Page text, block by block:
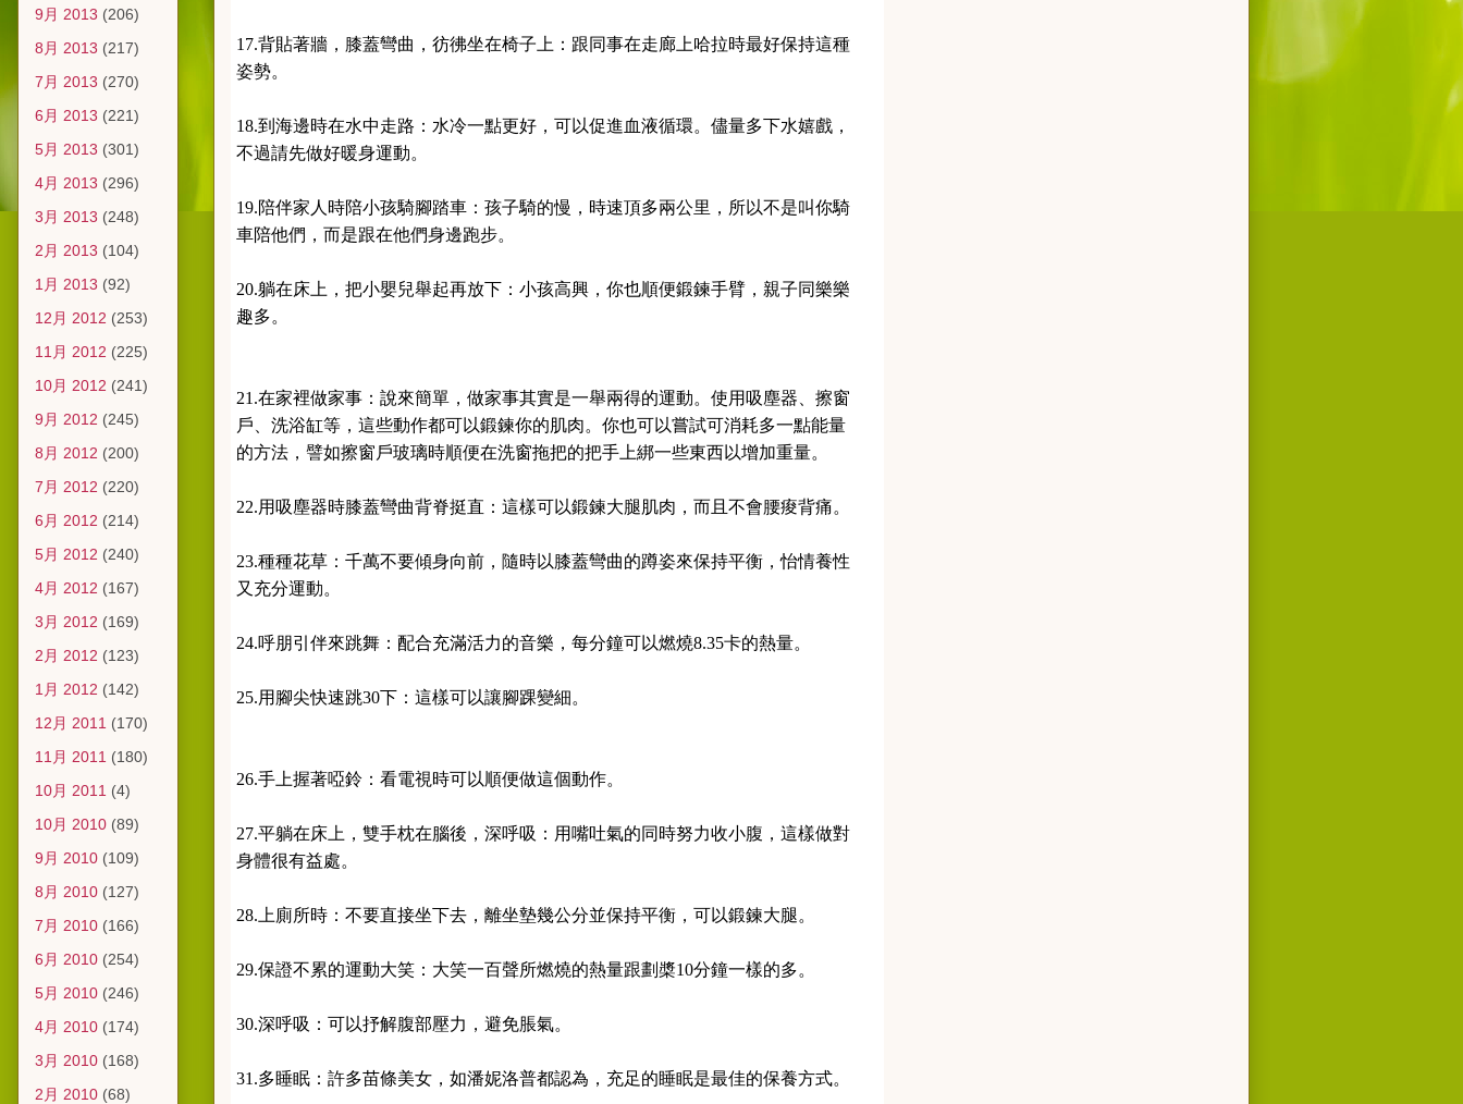
17.背貼著牆，膝蓋彎曲，彷彿坐在椅子上：跟同事在走廊上哈拉時最好保持這種
姿勢。
18.到海邊時在水中走路：水冷一點更好，可以促進血液循環。儘量多下水嬉戲，
不過請先做好暖身運動。
19.陪伴家人時陪小孩騎腳踏車：孩子騎的慢，時速頂多兩公里，所以不是叫你騎
車陪他們，而是跟在他們身邊跑步。
20.躺在床上，把小嬰兒舉起再放下：小孩高興，你也順便鍛鍊手臂，親子同樂樂
趣多。
21.在家裡做家事：說來簡單，做家事其實是一舉兩得的運動。使用吸塵器、擦窗
戶、洗浴缸等，這些動作都可以鍛鍊你的肌肉。你也可以嘗試可消耗多一點能量
的方法，譬如擦窗戶玻璃時順便在洗窗拖把的把手上綁一些東西以增加重量。
22.用吸塵器時膝蓋彎曲背脊挺直：這樣可以鍛鍊大腿肌肉，而且不會腰痠背痛。
23.種種花草：千萬不要傾身向前，隨時以膝蓋彎曲的蹲姿來保持平衡，怡情養性
又充分運動。
24.呼朋引伴來跳舞：配合充滿活力的音樂，每分鐘可以燃燒8.35卡的熱量。
25.用腳尖快速跳30下：這樣可以讓腳踝變細。
26.手上握著啞鈴：看電視時可以順便做這個動作。
27.平躺在床上，雙手枕在腦後，深呼吸：用嘴吐氣的同時努力收小腹，這樣做對
身體很有益處。
28.上廁所時：不要直接坐下去，離坐墊幾公分並保持平衡，可以鍛鍊大腿。
29.保證不累的運動大笑：大笑一百聲所燃燒的熱量跟劃槳10分鐘一樣的多。
30.深呼吸：可以抒解腹部壓力，避免脹氣。
31.多睡眠：許多苗條美女，如潘妮洛普都認為，充足的睡眠是最佳的保養方式。
9月 2013 (206)
8月 2013 (217)
7月 2013 (270)
6月 2013 (221)
5月 2013 (301)
4月 2013 (296)
3月 2013 (248)
2月 2013 (104)
1月 2013 (92)
12月 2012 (253)
11月 2012 (225)
10月 2012 (241)
9月 2012 (245)
8月 2012 (200)
7月 2012 (220)
6月 2012 (214)
5月 2012 (240)
4月 2012 (167)
3月 2012 (169)
2月 2012 (123)
1月 2012 (142)
12月 2011 (170)
11月 2011 (180)
10月 2011 (4)
10月 2010 (89)
9月 2010 (109)
8月 2010 (127)
7月 2010 (166)
6月 2010 (254)
5月 2010 (246)
4月 2010 (174)
3月 2010 (168)
2月 2010 (68)